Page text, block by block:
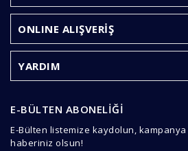
Yorum Yaz
Ürün resmi kalitesiz, bozuk veya
Ürün açıklamasında eksik
Ürün fiyatı diğer sitelerden daha
ONLINE ALIŞVERİŞ
YARDIM
E-BÜLTEN ABONELİĞİ
E-Bülten listemize kaydolun,
haberiniz olsun!